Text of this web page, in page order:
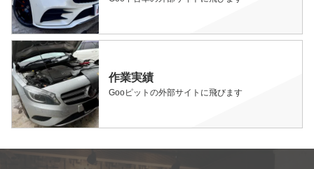
作業実績
Gooピットの外部サイトに飛びます